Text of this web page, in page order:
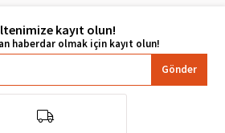
kayıt olun!
Gönder